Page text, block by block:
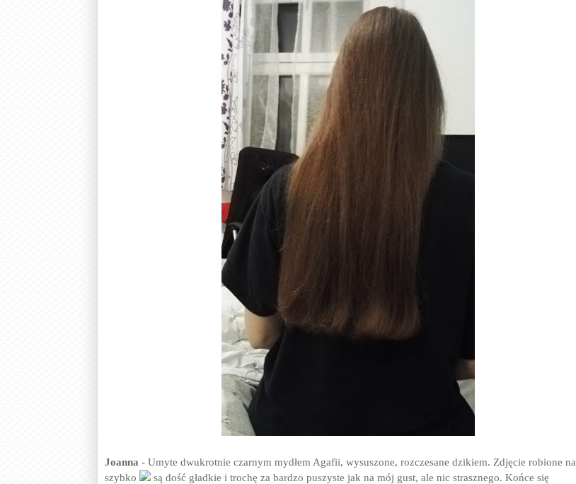
Joanna - Umyte dwukrotnie czarnym mydłem Agafii, wysuszone, rozczesane dzikiem. Zdjęcie robione na
szybko
są dość gładkie i trochę za bardzo puszyste jak na mój gust, ale nic strasznego. Końce się